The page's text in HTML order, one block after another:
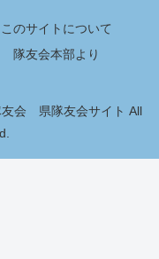
このサイトについて
隊友会本部より
会 県隊友会サイト All